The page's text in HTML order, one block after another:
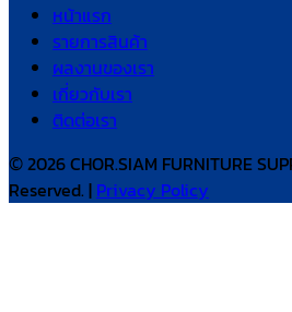
หน้าแรก
รายการสินค้า
ผลงานของเรา
เกี่ยวกับเรา
ติดต่อเรา
© 2026 CHOR.SIAM FURNITURE
Reserved. | Privacy Policy